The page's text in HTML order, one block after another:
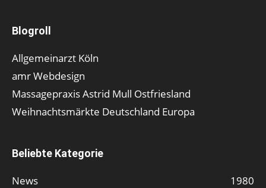
Blogroll
Allgemeinarzt Köln
amr Webdesign
Massagepraxis Astrid Mull Ostfriesland
Weihnachtsmärkte Deutschland Europa
Beliebte Kategorie
News
1980